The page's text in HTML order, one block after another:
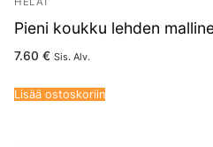
Pieni koukku lehden
7.60 € Sis. Alv.
Lisää ostoskoriin